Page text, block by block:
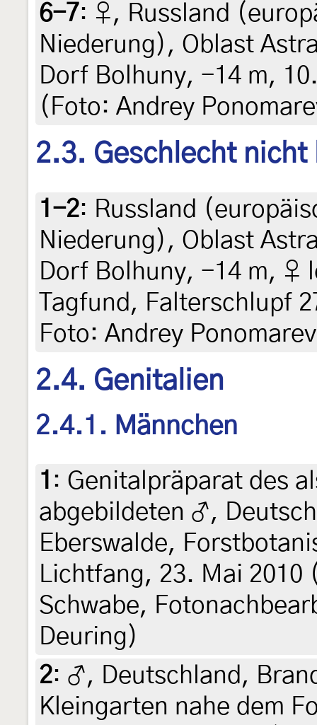
6-7: ♀, Russland
Niederung), Oblast
Dorf Bolhuny, -14 m,
(Foto: Andrey
2.3. Geschlecht nicht
1-2: Russland
Niederung), Oblast
Dorf Bolhuny, -14 m, ♀
Tagfund, Falterschlupf
Foto: Andrey
2.4. Genitalien
2.4.1. Männchen
1 : Genitalpräparat des
abgebildeten ♂,
Eberswalde,
Lichtfang, 23. Mai 2010
Schwabe,
Deuring)
2: ♂, Deutschland,
Kleingarten nahe dem